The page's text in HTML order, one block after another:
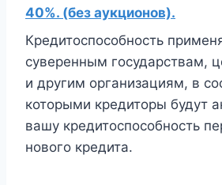
40%. (без аукционов).
Кредитоспособность
суверенным государствам,
и другим организациям, в
которыми кредиторы будут
вашу кредитоспособность
нового кредита.